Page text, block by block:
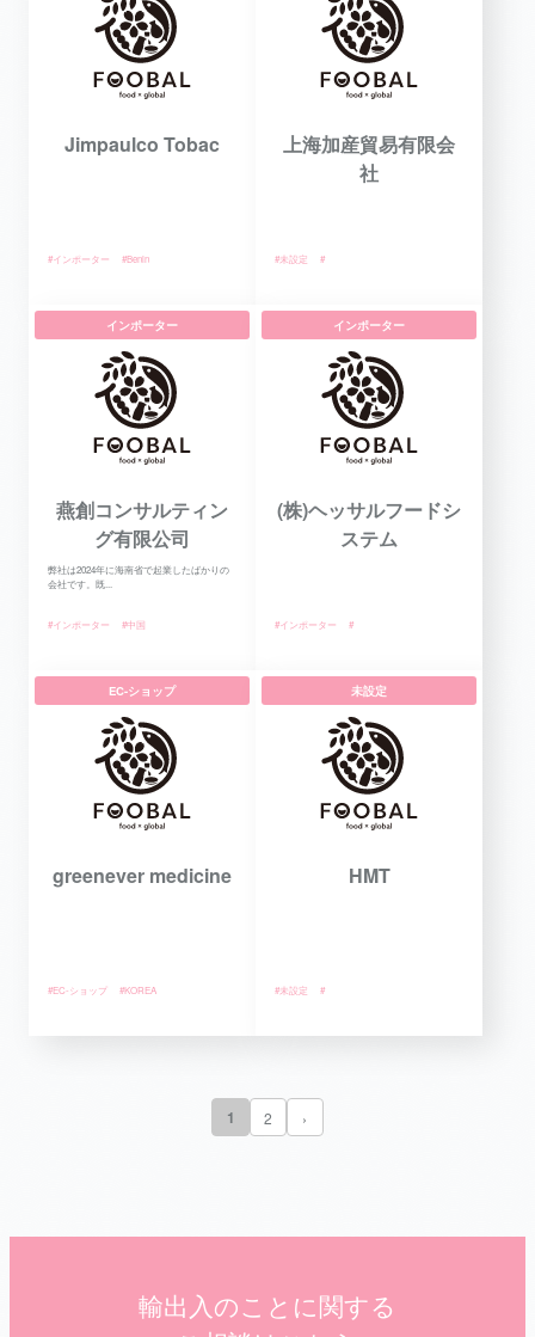
Jimpaulco Tobac
#インポーター #Benin
上海加産貿易有限会
社
#未設定 #
インポーター
燕創コンサルティン
グ有限公司
弊社は2024年に海南省で起業したばかりの
会社です。既...
#インポーター #中国
インポーター
(株)ヘッサルフードシ
ステム
#インポーター #
EC-ショップ
greenever medicine
#EC-ショップ #KOREA
未設定
HMT
#未設定 #
1 2 ›
輸出入のことに関する